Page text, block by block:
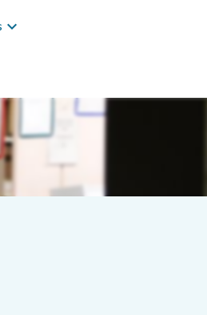
keyboard_arrow_down